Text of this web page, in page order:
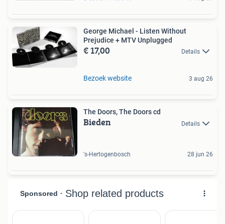
George Michael - Listen Without
Prejudice + MTV Unplugged
€ 17,00 Details
Bezoek website 3 aug 26
The Doors, The Doors cd
Bieden Details
's-Hertogenbosch 28 jun 26